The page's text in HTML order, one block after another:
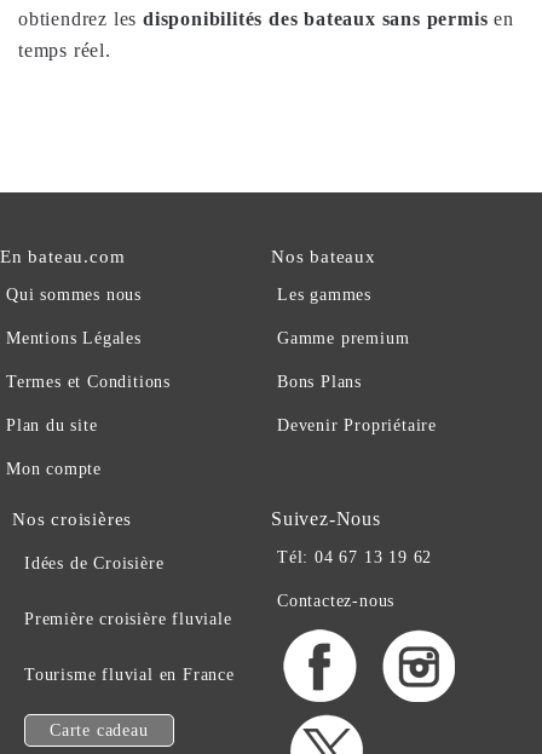
obtiendrez lesdisponibilités des bateaux sans permis en
temps réel.
En bateau.com
Qui sommes nous
Mentions Légales
Termes et Conditions
Plan du site
Mon compte
Nos bateaux
Les gammes
Gamme premium
Bons Plans
Devenir Propriétaire
Nos croisières
Idées de Croisière
Première croisière fluviale
Tourisme fluvial en France
Carte cadeau
Suivez-Nous
Tél: 04 67 13 19 62
Contactez-nous